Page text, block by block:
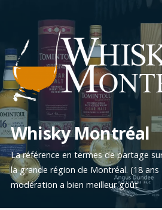
contenu
Whisky Montréal
La référence en termes de partage
la grande région de Montréal. (18
modération a bien meilleur goût.